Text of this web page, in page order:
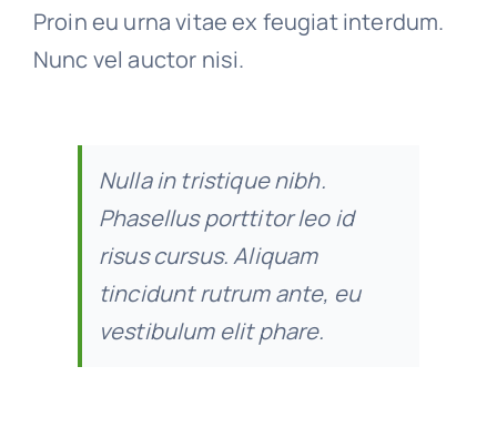
Proin eu urna vitae ex feugiat interdum.
Nunc vel auctor nisi.
Nulla in tristique nibh.
Phasellus porttitor leo id
risus cursus. Aliquam
tincidunt rutrum ante, eu
vestibulum elit phare.